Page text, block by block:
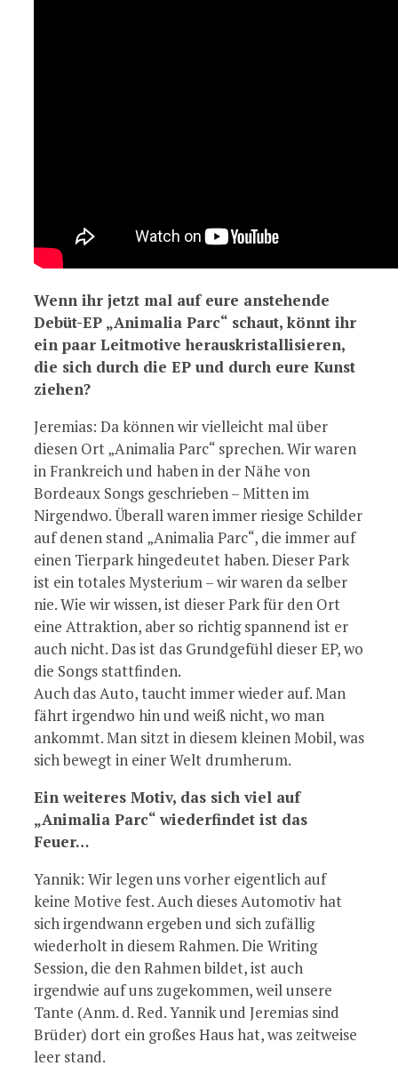
Wenn ihr jetzt mal auf eure anstehende
Debüt-EP „Animalia Parc“ schaut, könnt ihr
ein paar Leitmotive herauskristallisieren,
die sich durch die EP und durch eure Kunst
ziehen?
Jeremias: Da können wir vielleicht mal über
diesen Ort „Animalia Parc“ sprechen. Wir waren
in Frankreich und haben in der Nähe von
Bordeaux Songs geschrieben – Mitten im
Nirgendwo. Überall waren immer riesige Schilder
auf denen stand „Animalia Parc“, die immer auf
einen Tierpark hingedeutet haben. Dieser Park
ist ein totales Mysterium – wir waren da selber
nie. Wie wir wissen, ist dieser Park für den Ort
eine Attraktion, aber so richtig spannend ist er
auch nicht. Das ist das Grundgefühl dieser EP, wo
die Songs stattfinden.
Auch das Auto, taucht immer wieder auf. Man
fährt irgendwo hin und weiß nicht, wo man
ankommt. Man sitzt in diesem kleinen Mobil, was
sich bewegt in einer Welt drumherum.
Ein weiteres Motiv, das sich viel auf
„Animalia Parc“ wiederfindet ist das
Feuer…
Yannik: Wir legen uns vorher eigentlich auf
keine Motive fest. Auch dieses Automotiv hat
sich irgendwann ergeben und sich zufällig
wiederholt in diesem Rahmen. Die Writing
Session, die den Rahmen bildet, ist auch
irgendwie auf uns zugekommen, weil unsere
Tante (Anm. d. Red. Yannik und Jeremias sind
Brüder) dort ein großes Haus hat, was zeitweise
leer stand.